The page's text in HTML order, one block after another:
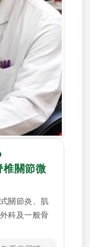
椎關節微
關節炎、肌
科及一般骨